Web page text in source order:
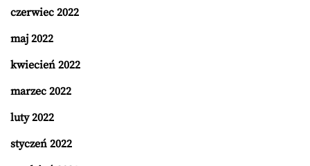
czerwiec 2022
maj 2022
kwiecień 2022
marzec 2022
luty 2022
styczeń 2022